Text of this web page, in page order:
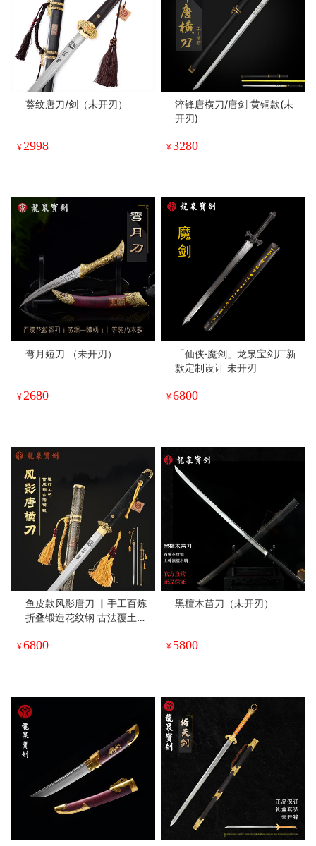
葵纹唐刀/剑（未开刃）
¥ 2998
淬锋唐横刀/唐剑 黄铜款(未
开刃)
¥3280
弯月短刀 （未开刃）
¥ 2680
「仙侠·魔剑」龙泉宝剑厂新
款定制设计 未开刃
¥6800
鱼皮款风影唐刀 ▏手工百炼
折叠锻造花纹钢 古法覆土烧
皮包鞘 纯铜手雕装具（未开
¥6800
黑檀木苗刀（未开刃）
¥ 5800